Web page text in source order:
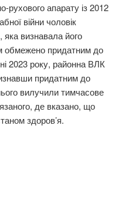
рухового апарату із 2012
війни чоловік
визнавала його
обмежено придатним до
2023 року, районна ВЛК
придатним до
вилучили тимчасове
де вказано, що
здоров’я.